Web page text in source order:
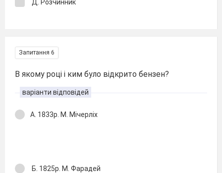
Д. Розчинник
Запитання 6
В якому році і ким було відкрито бензен?
варіанти відповідей
А. 1833р. М. Мічерліх
Б. 1825р. М. Фарадей